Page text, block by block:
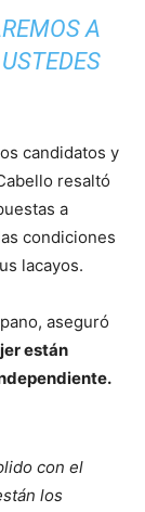
A
candidatos y
resaltó
a
condiciones
lacayos.
aseguró
están
con el
los